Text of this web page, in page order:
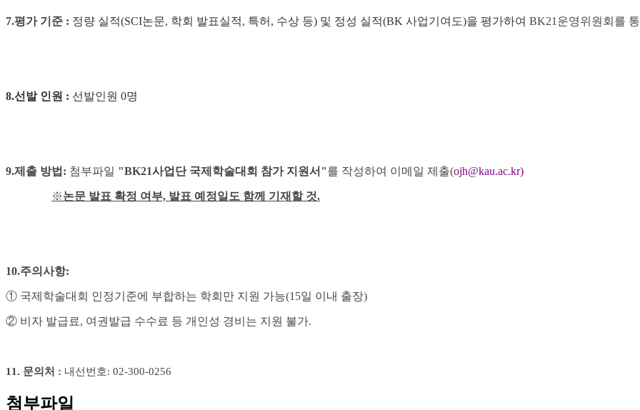
7.평가 기준 : 정량 실적(SCI논문, 학회 발표실적, 특허 , 수상 등) 및 정성 실적(BK 사업기여도)을 평가하여 BK21 운영위원회를
8.선발 인원 : 선발인원 0명
9.제출 방법 : 첨부파일 "BK21사업단 국제학술대회 참가 지원서"를 작성하여 이메일 제출(ojh@kau.ac.kr)
※논문 발표 확정 여부, 발표 예정일도 함께 기재할 것.
10.주의사항:
① 국제학술대회 인정기준에 부합하는 학회만 지원 가능(15일 이내 출장)
② 비자 발급료, 여권발급 수수료 등 개인성 경비는 지원 불가.
11. 문의처 : 내선번호: 02-300-0256
첨부파일